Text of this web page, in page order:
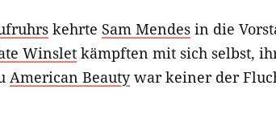
kehrte Sam Mendes in die
Winslet kämpften mit sich selbst,
American Beautywar keiner der